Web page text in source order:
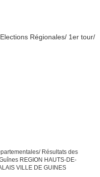
Résultats des
REGION HAUTS-DE-
VILLE DE GUINES